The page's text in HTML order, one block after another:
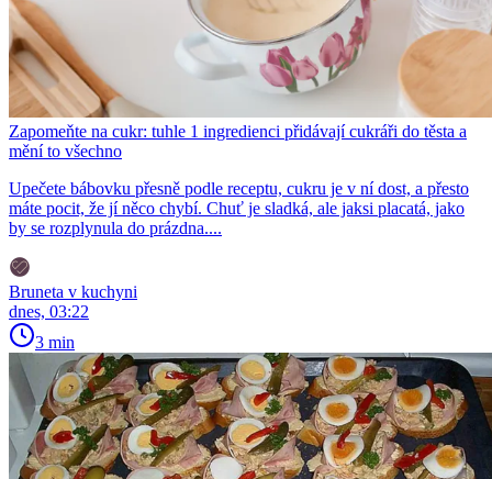
Zapomeňte na cukr: tuhle 1 ingredienci přidávají cukráři do těsta a
mění to všechno
Upečete bábovku přesně podle receptu, cukru je v ní dost, a přesto
máte pocit, že jí něco chybí. Chuť je sladká, ale jaksi placatá, jako
by se rozplynula do prázdna....
Bruneta v kuchyni
dnes, 03:22
3 min